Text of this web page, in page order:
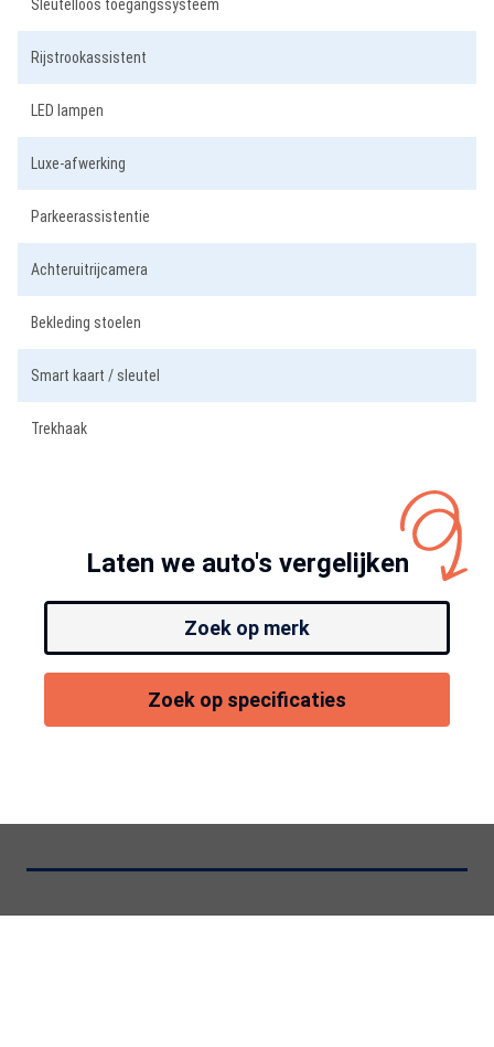
Sleutelloos toegangssysteem
Rijstrookassistent
LED lampen
Luxe-afwerking
Parkeerassistentie
Achteruitrijcamera
Bekleding stoelen
Smart kaart / sleutel
Trekhaak
Laten we auto's vergelijken
Zoek op merk
Zoek op specificaties